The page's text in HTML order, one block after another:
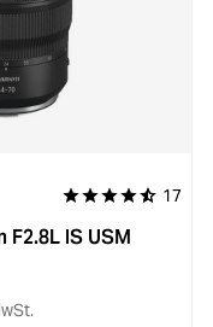
Durchschnittliche
17
F2.8L IS USM